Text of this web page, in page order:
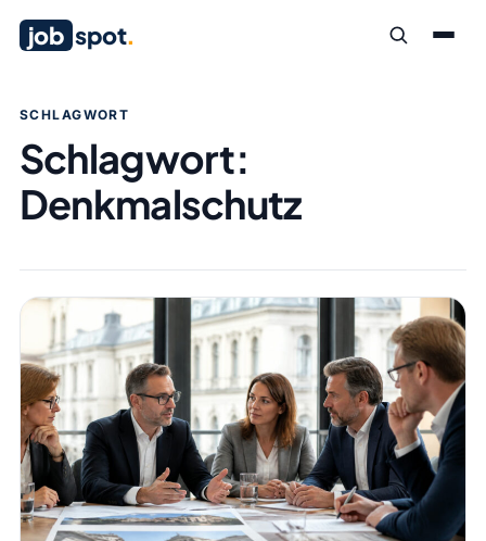
job spot.
SCHLAGWORT
Schlagwort:
Denkmalschutz